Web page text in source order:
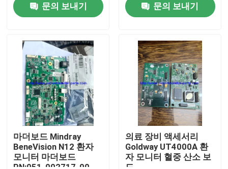
제품
비디오
우리 에 관한 것
공장 투어
품질 관리
문의 보내기
문의 보내기
마더보드 Mindray
BeneVision N12 환자
모니터 마더보드
의료 장비 액세서리
Goldway UT4000A 환
자 모니터 혈중 산소 보